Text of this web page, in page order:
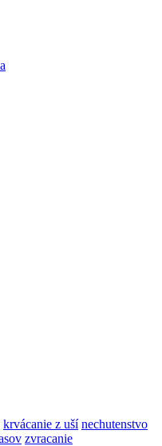
krvácanie z uší nechutenstvo
zvracanie